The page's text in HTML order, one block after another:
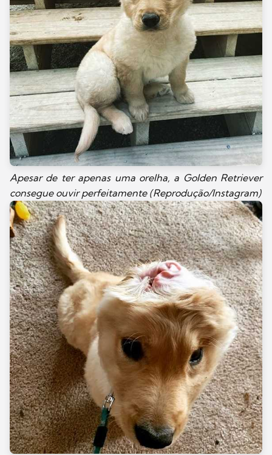
Apesar de ter apenas uma orelha, a Golden Retriever
consegue ouvir perfeitamente (Reprodução/Instagram)